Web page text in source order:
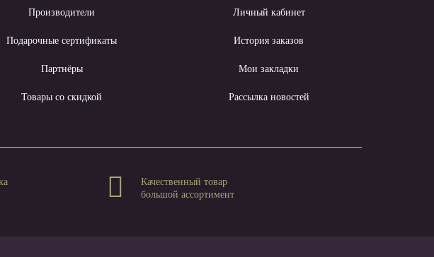
Производители
Подарочные сертификаты
Партнёры
Товары со скидкой
Личный кабинет
История заказов
Мои закладки
Рассылка новостей
Качественный товар
большой ассортимент